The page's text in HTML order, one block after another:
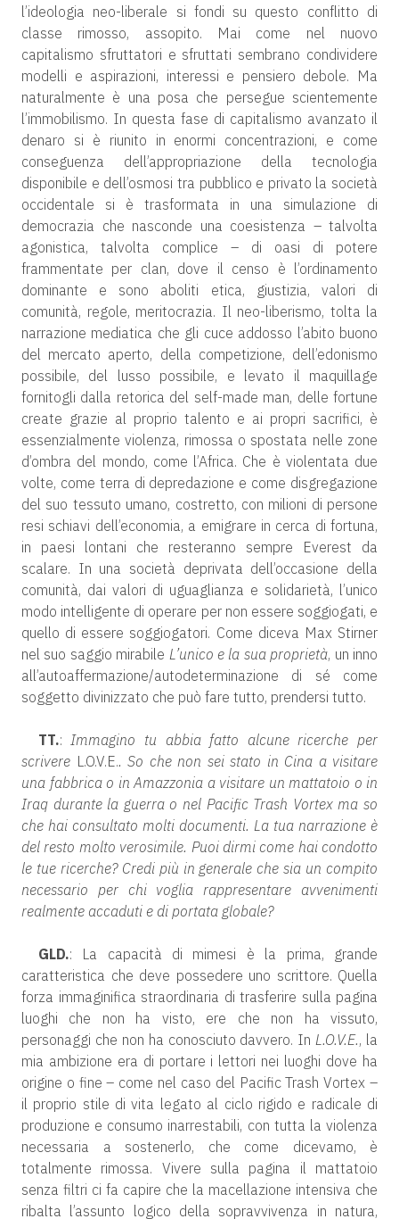
l’ideologia neo-liberale si fondi su questo conflitto di
classe rimosso, assopito. Mai come nel nuovo
capitalismo sfruttatori e sfruttati sembrano condividere
modelli e aspirazioni, interessi e pensiero debole. Ma
naturalmente è una posa che persegue scientemente
l’immobilismo. In questa fase di capitalismo avanzato il
denaro si è riunito in enormi concentrazioni, e come
conseguenza dell’appropriazione della tecnologia
disponibile e dell’osmosi tra pubblico e privato la società
occidentale si è trasformata in una simulazione di
democrazia che nasconde una coesistenza – talvolta
agonistica, talvolta complice – di oasi di potere
frammentate per clan, dove il censo è l’ordinamento
dominante e sono aboliti etica, giustizia, valori di
comunità, regole, meritocrazia. Il neo-liberismo, tolta la
narrazione mediatica che gli cuce addosso l’abito buono
del mercato aperto, della competizione, dell’edonismo
possibile, del lusso possibile, e levato il maquillage
fornitogli dalla retorica del self-made man, delle fortune
create grazie al proprio talento e ai propri sacrifici, è
essenzialmente violenza, rimossa o spostata nelle zone
d’ombra del mondo, come l’Africa. Che è violentata due
volte, come terra di depredazione e come disgregazione
del suo tessuto umano, costretto, con milioni di persone
resi schiavi dell’economia, a emigrare in cerca di fortuna,
in paesi lontani che resteranno sempre Everest da
scalare. In una società deprivata dell’occasione della
comunità, dai valori di uguaglianza e solidarietà, l’unico
modo intelligente di operare per non essere soggiogati, e
quello di essere soggiogatori. Come diceva Max Stirner
nel suo saggio mirabile L’unico e la sua proprietà, un inno
all’autoaffermazione/autodeterminazione di sé come
soggetto divinizzato che può fare tutto, prendersi tutto.
TT.:Immagino tu abbia fatto alcune ricerche per
scrivere L.O.V.E.. So che non sei stato in Cina a visitare
una fabbrica o in Amazzonia a visitare un mattatoio o in
Iraq durante la guerra o nel Pacific Trash Vortex ma so
che hai consultato molti documenti. La tua narrazione è
del resto molto verosimile. Puoi dirmi come hai condotto
le tue ricerche? Credi più in generale che sia un compito
necessario per chi voglia rappresentare avvenimenti
realmente accaduti e di portata globale?
GLD.: La capacità di mimesi è la prima, grande
caratteristica che deve possedere uno scrittore. Quella
forza immaginifica straordinaria di trasferire sulla pagina
luoghi che non ha visto, ere che non ha vissuto,
personaggi che non ha conosciuto davvero. InL.O.V.E., la
mia ambizione era di portare i lettori nei luoghi dove ha
origine o fine – come nel caso del Pacific Trash Vortex –
il proprio stile di vita legato al ciclo rigido e radicale di
produzione e consumo inarrestabili, con tutta la violenza
necessaria a sostenerlo, che come dicevamo, è
totalmente rimossa. Vivere sulla pagina il mattatoio
senza filtri ci fa capire che la macellazione intensiva che
ribalta l’assunto logico della sopravvivenza in natura,